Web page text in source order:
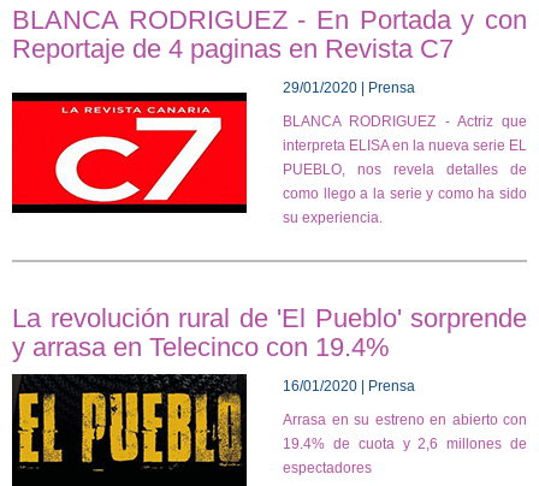
BLANCA RODRIGUEZ - En Portada y con
Reportaje de 4 paginas en Revista C7
29/01/2020 | Prensa
BLANCA RODRIGUEZ - Actriz que
interpreta ELISA en la nueva serie EL
PUEBLO, nos revela detalles de
como llego a la serie y como ha sido
su experiencia.
La revolución rural de 'El Pueblo' sorprende
y arrasa en Telecinco con 19.4%
16/01/2020 | Prensa
Arrasa en su estreno en abierto con
19.4% de cuota y 2,6 millones de
espectadores